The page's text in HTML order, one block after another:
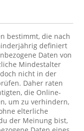
bestimmt, die nach
definiert
Daten von
Mindestalter
nicht in der
Daher raten
die Online-
um zu verhindern,
elterliche
der Meinung bist,